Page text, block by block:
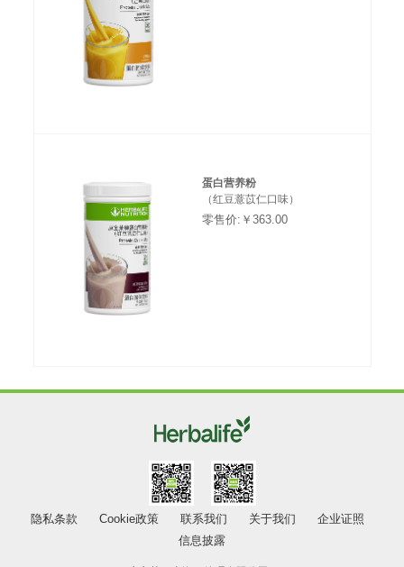
蛋白营养粉
（红豆薏苡仁口味）
零售价:￥363.00
隐私条款 Cookie政策 联系我们 关于我们
企业证照
信息披露